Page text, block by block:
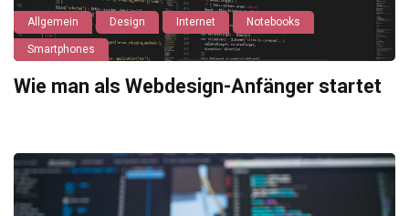
Allgemein Design Internet Notebooks
Smartphones
Wie man als Webdesign-Anfänger startet